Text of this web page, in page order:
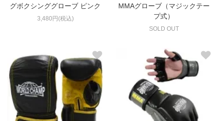
グボクシンググローブ ピンク
3,480円(税込)
MMAグローブ（マジックテー
プ式）
SOLD OUT